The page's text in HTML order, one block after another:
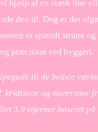
hjælp af en stærk line
den til. Dog er det
er spændt stramt
præcision ved byggeri.
til de bedste
kridtsnor og murersnor
3.9 stjerner baseret på